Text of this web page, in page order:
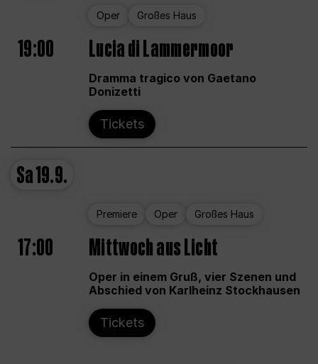
Oper Großes Haus
19:00 Lucia di Lammermoor
Dramma tragico von Gaetano
Donizetti
Tickets
Sa19.9.
Premiere Oper Großes Haus
17:00 Mittwoch aus Licht
Oper in einem Gruß, vier Szenen und
Abschied von Karlheinz Stockhausen
Tickets